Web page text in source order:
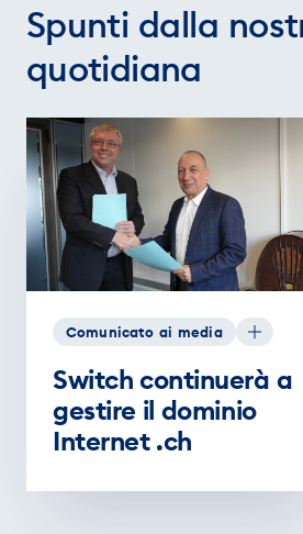
Spunti dalla
quotidiana
Comunicato ai media
Switch continuerà a
gestire il dominio
Internet .ch